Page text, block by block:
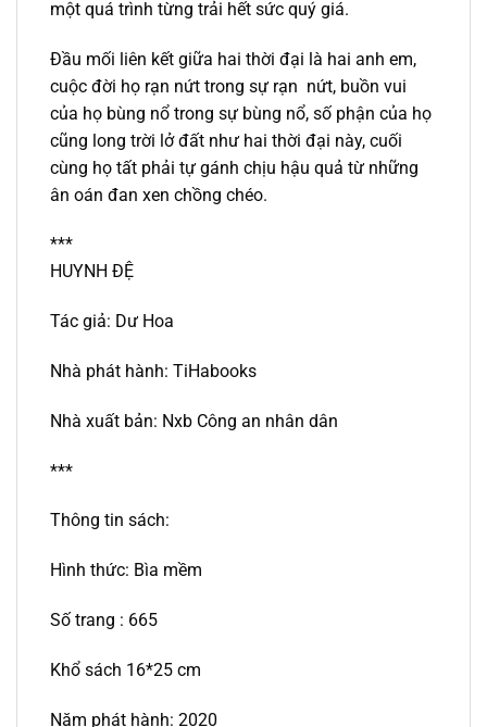
một quá trình từng trải hết sức quý giá.
Đầu mối liên kết giữa hai thời đại là hai anh em,
cuộc đời họ rạn nứt trong sự rạn nứt, buồn vui
của họ bùng nổ trong sự bùng nổ, số phận của họ
cũng long trời lở đất như hai thời đại này, cuối
cùng họ tất phải tự gánh chịu hậu quả từ những
ân oán đan xen chồng chéo.
***
HUYNH ĐỆ
Tác giả: Dư Hoa
Nhà phát hành: TiHabooks
Nhà xuất bản: Nxb Công an nhân dân
***
Thông tin sách:
Hình thức: Bìa mềm
Số trang : 665
Khổ sách 16*25 cm
Năm phát hành: 2020